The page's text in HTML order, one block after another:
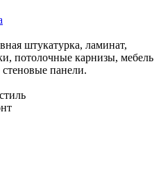
штукатурка, ламинат,
потолочные карнизы, мебель
панели.